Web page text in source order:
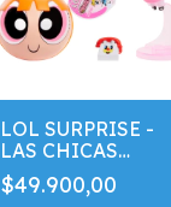
LOL SURPRISE -
LAS CHICAS
SUPER
PODEROSAS
$49.900,00